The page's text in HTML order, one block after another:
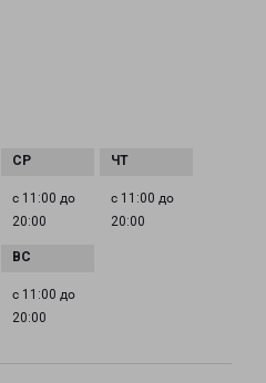
с 11:00 до
20:00
с 11:00 до
20:00
с 11:00 до
20:00